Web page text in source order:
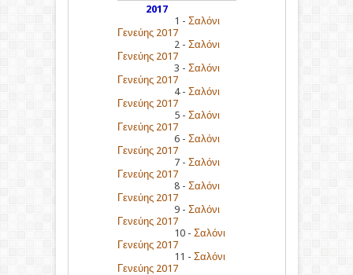
2017
1 - Σαλόνι
Γενεύης 2017
2 - Σαλόνι
Γενεύης 2017
3 - Σαλόνι
Γενεύης 2017
4 - Σαλόνι
Γενεύης 2017
5 - Σαλόνι
Γενεύης 2017
6 - Σαλόνι
Γενεύης 2017
7 - Σαλόνι
Γενεύης 2017
8 - Σαλόνι
Γενεύης 2017
9 - Σαλόνι
Γενεύης 2017
10 - Σαλόνι
Γενεύης 2017
11 - Σαλόνι
Γενεύης 2017